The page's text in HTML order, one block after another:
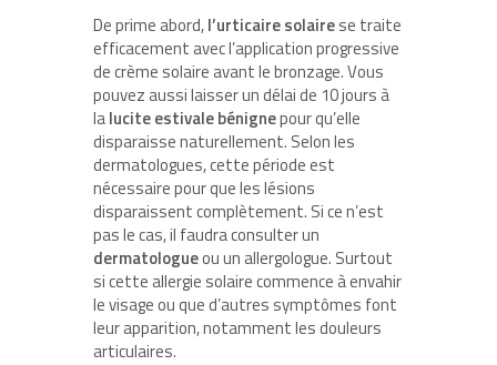
De prime abord,l’urticaire solairese traite
efficacement avec l’application progressive
de crème solaire avant le bronzage. Vous
pouvez aussi laisser un délai de 10 jours à
lalucite estivale bénignepour qu’elle
disparaisse naturellement. Selon les
dermatologues, cette période est
nécessaire pour que les lésions
disparaissent complètement. Si ce n’est
pas le cas, il faudra consulter un
dermatologueou un allergologue. Surtout
si cette allergie solaire commence à envahir
le visage ou que d’autres symptômes font
leur apparition, notamment les douleurs
articulaires.